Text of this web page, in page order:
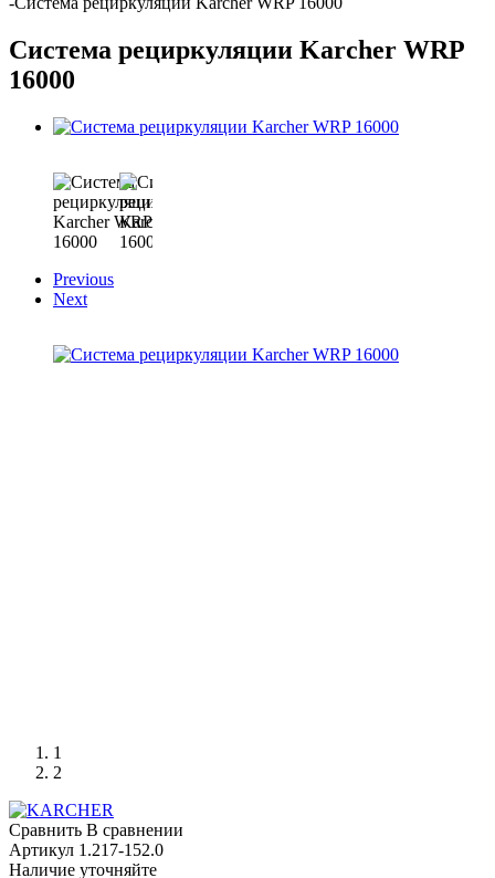
Система рециркуляции Karcher WRP
16000
Previous
Next
1
2
Сравнить В сравнении
Артикул 1.217-152.0
Наличие уточняйте